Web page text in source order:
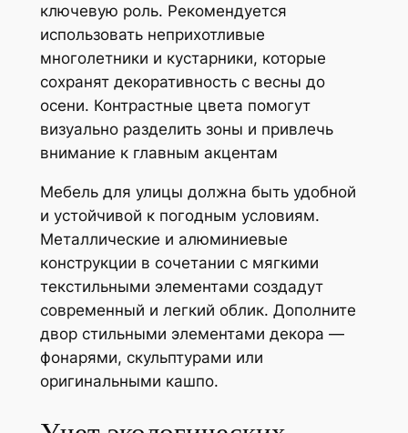
ключевую роль. Рекомендуется
использовать неприхотливые
многолетники и кустарники, которые
сохранят декоративность с весны до
осени. Контрастные цвета помогут
визуально разделить зоны и привлечь
внимание к главным акцентам
Мебель для улицы должна быть удобной
и устойчивой к погодным условиям.
Металлические и алюминиевые
конструкции в сочетании с мягкими
текстильными элементами создадут
современный и легкий облик. Дополните
двор стильными элементами декора —
фонарями, скульптурами или
оригинальными кашпо.